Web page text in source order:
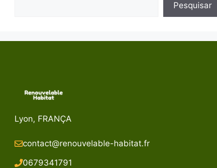
Pesquisar
Lyon, FRANÇA
contact@renouvelable-habitat.fr
0679341791